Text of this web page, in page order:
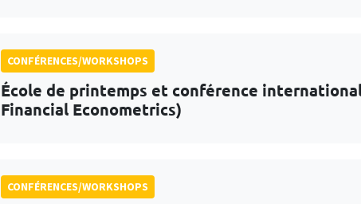
CONFÉRENCES/WORKSHOPS
École de printemps et conférence
Financial Econometrics)
CONFÉRENCES/WORKSHOPS